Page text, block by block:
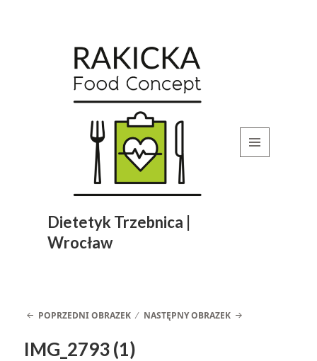
Dietetyk Trzebnica |
Wrocław
POPRZEDNI OBRAZEK NASTĘPNY OBRAZEK
IMG_2793 (1)